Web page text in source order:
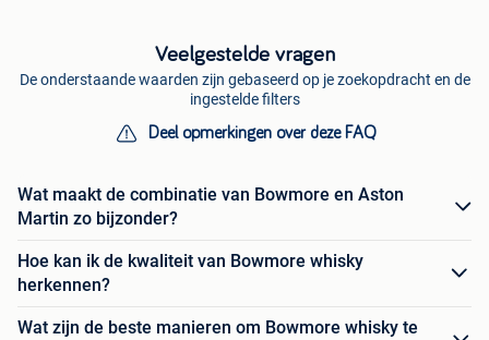
Veelgestelde vragen
De onderstaande waarden zijn gebaseerd op je zoekopdracht en de
ingestelde filters
Deel opmerkingen over deze FAQ
Wat maakt de combinatie van Bowmore en Aston
Martin zo bijzonder?
Hoe kan ik de kwaliteit van Bowmore whisky
herkennen?
Wat zijn de beste manieren om Bowmore whisky te